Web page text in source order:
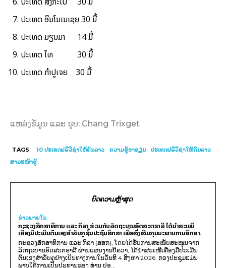
ປະເທດ ອິນໂນເນເຊຍ 30 ມື້
ປະເທດ ມຽນມາ 14 ມື້
ປະເທດ ໄທ 30 ມື້
ປະເທດ ກຳປູເຈຍ 30 ມື້
ແຫລ່ງຂໍ້ມູນ ແລະ ຮູບ: Chang Trixget
TAGS 10 ປະເທດຟຣີວິຊ່າໃຫ້ຄົນລາວ ຄວາມຮູ້ອາຊຽນ
ປະເທດຟຣີວິຊ່າໃຫ້ຄົນລາວ
ສາລະໜ້າຮູ້
ບົດຄວາມຫຼ້າສຸດ
ຂ່າວພາຍ​ໃນ
ກະຊວງສຶກສາທິການ ແລະ ກິລາ ຮ່ວມກັບລັດຖະບານອົດສະຕຣາລີ ໄດ້ນຳສະເໜີ
ເຄື່ອງມືປະເມີນຕົນເອງສຳລັບຄູຊັ້ນປະຖົມສຶກສາ ເພື່ອສົ່ງເສີມຄຸນນະພາບການສຶກສາ.
ກະຊວງສຶກສາທິການ ແລະ ກິລາ (ສສກ), ໂດຍໄດ້ຮັບການສະໜັບສະໜູນຈາກ
ລັດຖະບານອົດສະຕຣາລີ ຜ່ານແຜນງານບີຄວາ, ໄດ້ນຳສະເໜີເຄື່ອງມືປະເມີນ
ຕົນເອງສຳລັບຄູຢ່າງເປັນທາງການໃນວັນທີ 4 ສິງຫາ 2026. ກອງປະຊຸມແມ່ນ
ພາຍໃຕ້ການເປັນປະທານຂອງ ທ່ານ ປອ...